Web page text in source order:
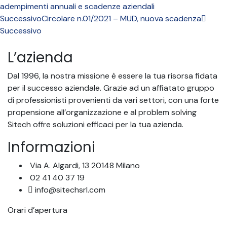
adempimenti annuali e scadenze aziendali
SuccessivoCircolare n.01/2021 – MUD, nuova scadenza
Successivo
L’azienda
Dal 1996, la nostra missione è essere la tua risorsa fidata
per il successo aziendale. Grazie ad un affiatato gruppo
di professionisti provenienti da vari settori, con una forte
propensione all’organizzazione e al problem solving
Sitech offre soluzioni efficaci per la tua azienda.
Informazioni
Via A. Algardi, 13 20148 Milano
02 41 40 37 19
info@sitechsrl.com
Orari d’apertura